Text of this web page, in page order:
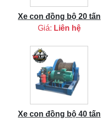
Xe con đồng bộ 20 tấn
Giá: Liên hệ
Xe con đồng bộ 40 tấn